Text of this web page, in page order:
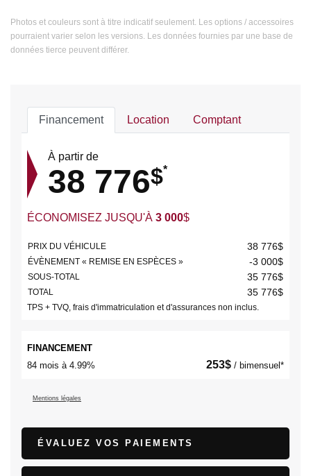
Photos et couleurs sont à titre indicatif seulement. Les options / accessoires
pourraient varier selon les versions. Les données fournies par une base de
données tierce peuvent différer.
Financement Location Comptant
À partir de
38 776$*
ÉCONOMISEZ JUSQU'À 3 000$
PRIX DU VÉHICULE 38 776$
ÉVÈNEMENT « REMISE EN ESPÈCES » -3 000$
SOUS-TOTAL 35 776$
TOTAL 35 776$
TPS + TVQ, frais d'immatriculation et d'assurances non inclus.
FINANCEMENT
84 mois à 4.99%
253$ / bimensuel*
Mentions légales
ÉVALUEZ VOS PAIEMENTS